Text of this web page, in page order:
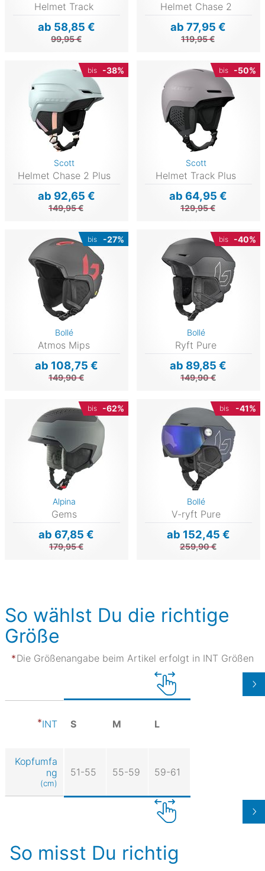
Helmet Track
ab 58,85 €
99,95 €
Helmet Chase 2
ab 77,95 €
119,95 €
bis -38%
Scott
Helmet Chase 2 Plus
ab 92,65 €
149,95 €
bis -50%
Scott
Helmet Track Plus
ab 64,95 €
129,95 €
bis -27%
Bollé
Atmos Mips
ab 108,75 €
149,90 €
bis -40%
Bollé
Ryft Pure
ab 89,85 €
149,90 €
bis -62%
Alpina
Gems
ab 67,85 €
179,95 €
bis -41%
Bollé
V-ryft Pure
ab 152,45 €
259,90 €
So wählst Du die richtige
Größe
Die Größenangabe beim Artikel erfolgt in INT Größen
INT S M L
Kopfumfa
ng
(cm)
51-55 55-59 59-61
So misst Du richtig